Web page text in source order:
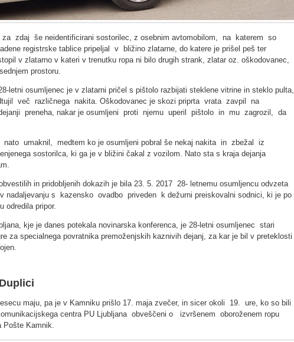
za zdaj še neidentificirani sostorilec, z osebnim avtomobilom, na katerem so
registrske tablice pripeljal v bližino zlatarne, do katere je prišel peš ter
v zlatarno v kateri v trenutku ropa ni bilo drugih strank, zlatar oz. oškodovanec,
prostoru.
letni osumljenec je v zlatarni pričel s pištolo razbijati steklene vitrine in steklo pulta,
več različnega nakita. Oškodovanec je skozi priprta vrata zavpil na
preneha, nakar je osumljeni proti njemu uperil pištolo in mu zagrozil, da
umaknil, medtem ko je osumljeni pobral še nekaj nakita in zbežal iz
sostorilca, ki ga je v bližini čakal z vozilom. Nato sta s kraja dejanja
in pridobljenih dokazih je bila 23. 5. 2017 28- letnemu osumljencu odvzeta
nadaljevanju s kazensko ovadbo priveden k dežurni preiskovalni sodnici, ki je po
odredila pripor.
kje je danes potekala novinarska konferenca, je 28-letni osumljenec stari
za specialnega povratnika premoženjskih kaznivih dejanj, za kar je bil v preteklosti
maju, pa je v Kamniku prišlo 17. maja zvečer, in sicer okoli 19. ure, ko so bili
centra PU Ljubljana obveščeni o izvršenem oboroženem ropu
Pošte Kamnik.